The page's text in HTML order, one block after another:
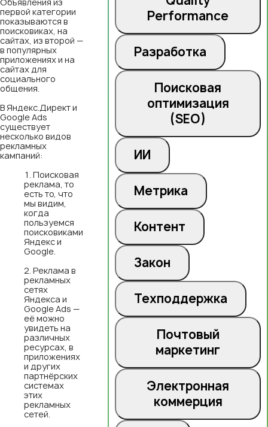
Performance
Разработка
Поисковая
оптимизация
(SEO)
ИИ
Метрика
Контент
Закон
Техподдержка
Почтовый
маркетинг
Электронная
коммерция
первой категории
показываются в
поисковиках, на
сайтах, из второй —
в популярных
приложениях и на
сайтах для
социального
общения.
В Яндекс.Директ и
Google Ads
существует
несколько видов
рекламных
кампаний:
Поисковая
реклама, то
есть то, что
мы видим,
когда
пользуемся
поисковиками
Яндекс и
Google.
Реклама в
рекламных
сетях
Яндекса и
Google Ads —
её можно
увидеть на
различных
ресурсах, в
приложениях
и других
партнёрских
системах
этих
рекламных
сетей.